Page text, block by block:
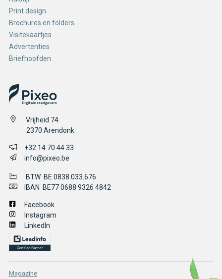
Print design
Brochures en folders
Visitekaartjes
Advertenties
Briefhoofden
Vrijheid 74
2370 Arendonk
+32 14 70 44 33
info@pixeo.be
BTW BE 0838.033.676
IBAN BE77 0688 9326 4842
Facebook
Instagram
LinkedIn
Magazine